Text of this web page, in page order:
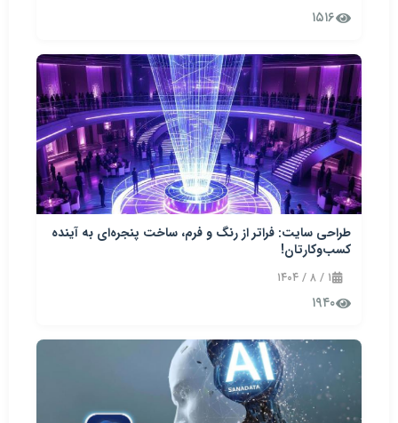
۱۵۱۶
طراحی سایت: فراتر از رنگ و فرم، ساخت پنجره‌ای به آینده
کسب‌وکارتان!
۱ / ۸ / ۱۴۰۴
۱۹۴۰